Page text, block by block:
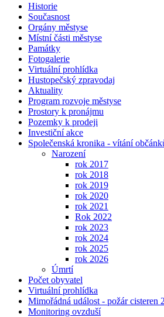
Historie
Současnost
Orgány městyse
Místní části městyse
Památky
Fotogalerie
Virtuální prohlídka
Hustopečský zpravodaj
Aktuality
Program rozvoje městyse
Prostory k pronájmu
Pozemky k prodeji
Investiční akce
Společenská kronika - vítání
Narození
rok 2017
rok 2018
rok 2019
rok 2020
rok 2021
Rok 2022
rok 2023
rok 2024
rok 2025
rok 2026
Úmrtí
Počet obyvatel
Virtuální prohlídka
Mimořádná událost - požár cisteren
Monitoring ovzduší